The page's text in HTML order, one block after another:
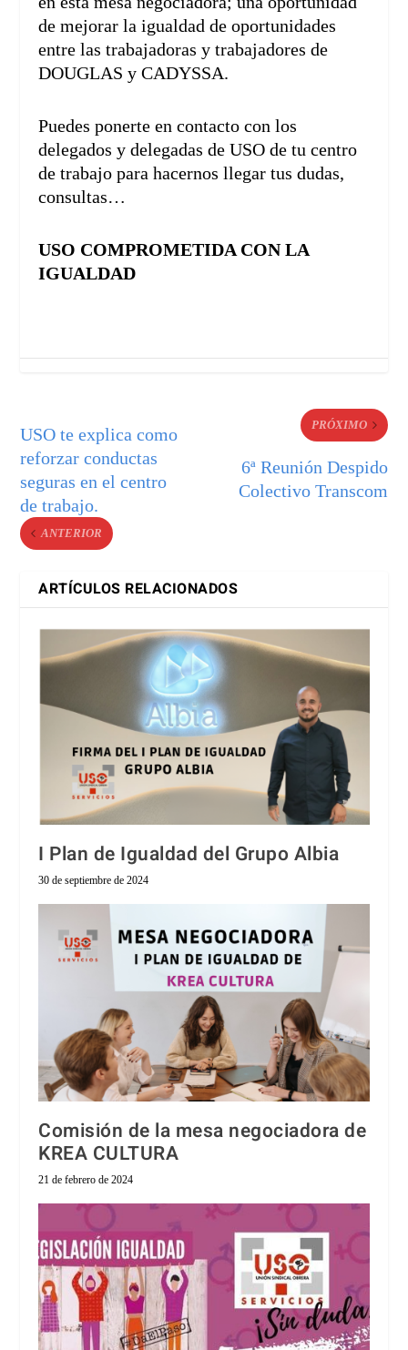
de mejorar la igualdad de oportunidades
entre las trabajadoras y trabajadores de
DOUGLAS y CADYSSA.
Puedes ponerte en contacto con los
delegados y delegadas de USO de tu centro
de trabajo para hacernos llegar tus dudas,
consultas…
USO COMPROMETIDA CON LA
IGUALDAD
USO te explica como
reforzar conductas
seguras en el centro
de trabajo.
ANTERIOR
PRÓXIMO
6ª Reunión Despido
Colectivo Transcom
ARTÍCULOS RELACIONADOS
I Plan de Igualdad del Grupo Albia
30 de septiembre de 2024
Comisión de la mesa negociadora de
KREA CULTURA
21 de febrero de 2024